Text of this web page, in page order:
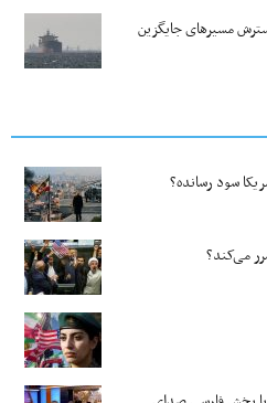
مسیرهای جایگزین
سود رسانده؟
می‌کند؟